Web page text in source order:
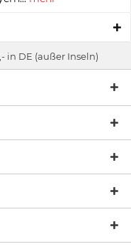
in DE (außer Inseln)